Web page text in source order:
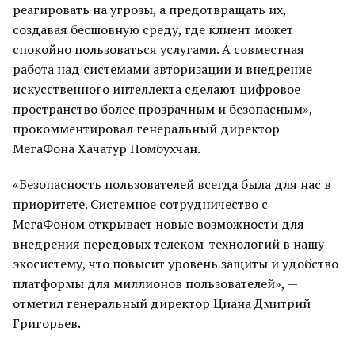
реагировать на угрозы, а предотвращать их,
создавая бесшовную среду, где клиент может
спокойно пользоваться услугами. А совместная
работа над системами авторизации и внедрение
искусственного интеллекта сделают цифровое
пространство более прозрачным и безопасным», —
прокомментировал генеральный директор
МегаФона Хачатур Помбухчан.
«Безопасность пользователей всегда была для нас в
приоритете. Системное сотрудничество с
МегаФоном открывает новые возможности для
внедрения передовых телеком-технологий в нашу
экосистему, что повысит уровень защиты и удобство
платформы для миллионов пользователей», —
отметил генеральный директор Циана Дмитрий
Григорьев.